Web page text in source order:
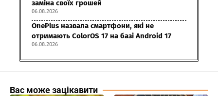
заміна своїх грошей
06.08.2026
OnePlus назвала смартфони, які не
отримають ColorOS 17 на базі Android 17
06.08.2026
Вас може зацікавити